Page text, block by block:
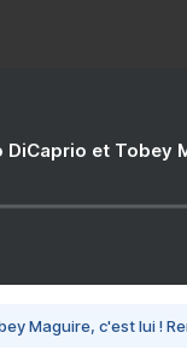
DiCaprio et Tobey
Maguire, c'est lui !